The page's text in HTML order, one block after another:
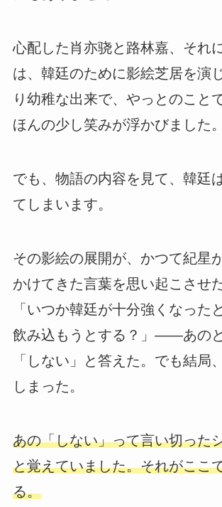
心配した肖亦骁と路林嘉、それ
は、韓廷のために影絵芝居を演
り幼稚な出来で、やっとのこと
ほんの少し笑みが浮かびました。
でも、物語の内容を見て、韓廷
てしまいます。
その影絵の展開が、かつて紀星
かけてきた言葉を思い起こさせ
「いつか韓廷が十分強くなった
飲み込もうとする？」——あの
「しない」と答えた。でも結局
しまった。
あの「しない」って言い切った
と覚えていました。それがここ
る。